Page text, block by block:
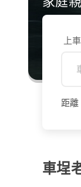
上
距離
車埕